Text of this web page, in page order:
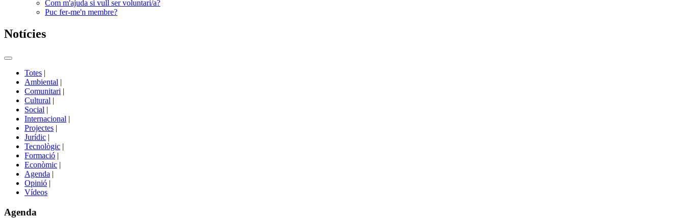
Com m'ajuda si vull ser voluntari/a?
Puc fer-me'n membre?
Notícies
Commutador
portals
Totes |
Ambiental |
Comunitari |
Cultural |
Social |
Internacional |
Projectes |
Jurídic |
Tecnològic |
Formació |
Econòmic |
Agenda |
Opinió |
Vídeos
Agenda